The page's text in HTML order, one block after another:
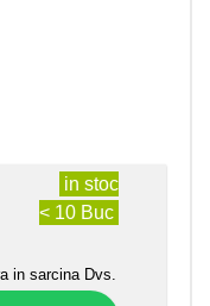
in stoc
< 10 Buc
in sarcina Dvs.